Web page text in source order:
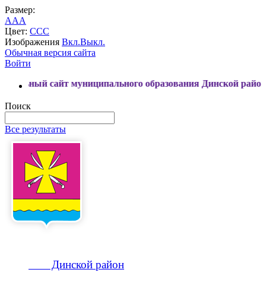
Размер:
AAA
Цвет: CCC
Изображения Вкл.Выкл.
Обычная версия сайта
Войти
муниципального образования Динской район
Поиск
Все результаты
Динской район